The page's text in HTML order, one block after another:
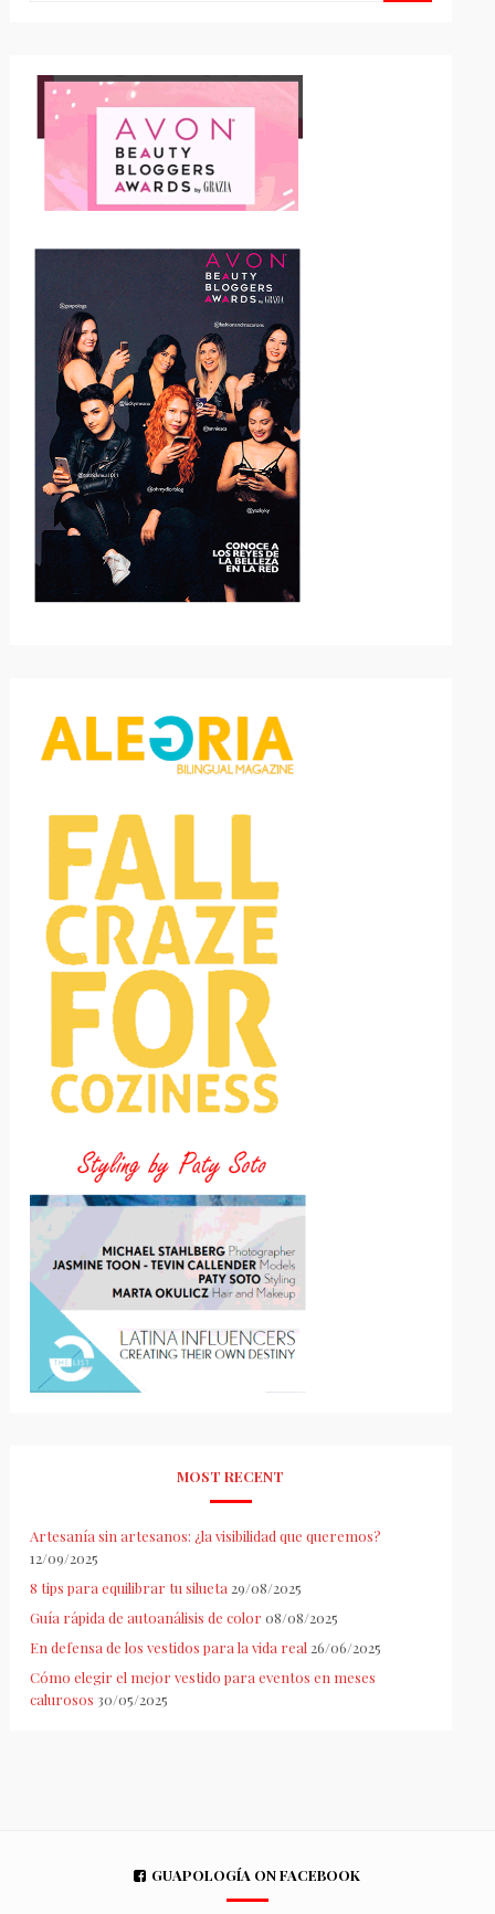
MOST RECENT
Artesanía sin artesanos: ¿la visibilidad que queremos?
12/09/2025
8 tips para equilibrar tu silueta 29/08/2025
Guía rápida de autoanálisis de color 08/08/2025
En defensa de los vestidos para la vida real 26/06/2025
Cómo elegir el mejor vestido para eventos en meses
calurosos 30/05/2025
GUAPOLOGÍA ON FACEBOOK